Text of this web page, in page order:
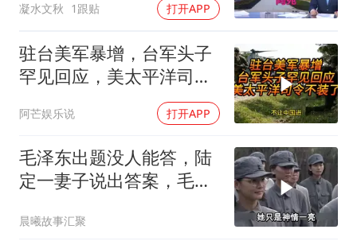
凝水文秋 1跟贴 打开APP
驻台美军暴增，台军头子
罕见回应，美太平洋司令
阿芒娱乐说 打开APP
毛泽东出题没人能答，陆
定一妻子说出答案，毛主
晨曦故事汇聚